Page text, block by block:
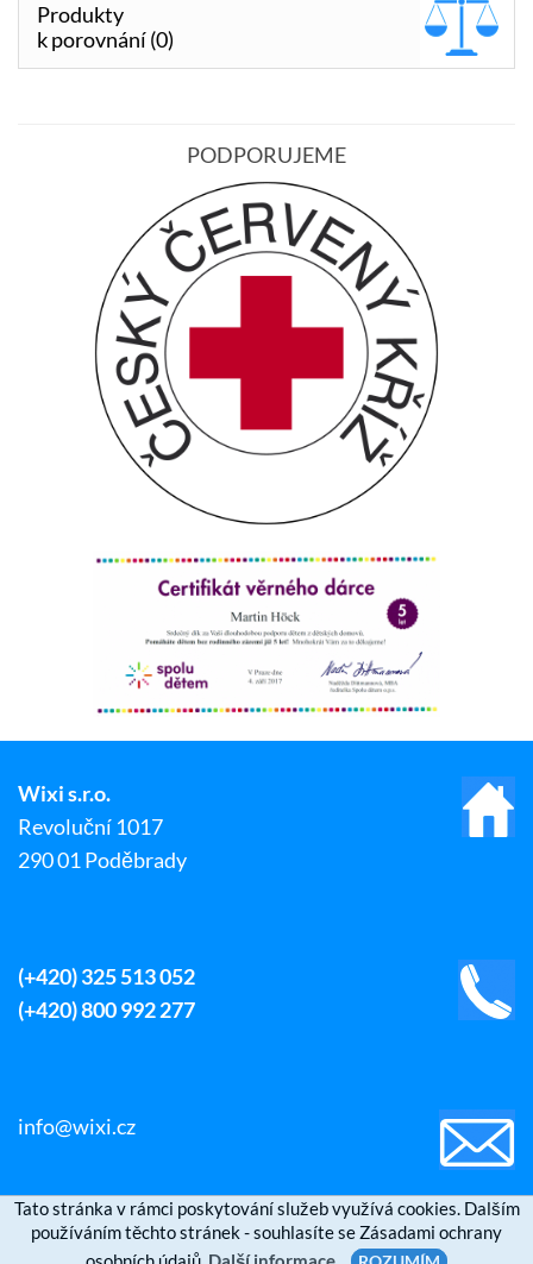
Produkty
k porovnání (0)
PODPORUJEME
Wixi s.r.o.
Revoluční 1017
290 01 Poděbrady
(+420) 325 513 052
(+420) 800 992 277
info@wixi.cz
Tato stránka v rámci poskytování služeb využívá cookies. Dalším
používáním těchto stránek - souhlasíte se Zásadami ochrany